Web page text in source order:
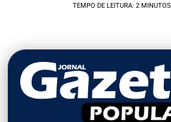
TEMPO DE LEITURA: 2 MINUTOS